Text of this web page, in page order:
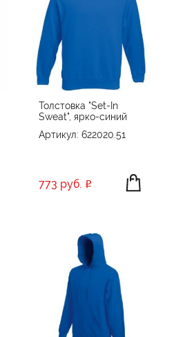
Толстовка "Set-In
Sweat", ярко-синий
Артикул: 622020.51
773 руб.